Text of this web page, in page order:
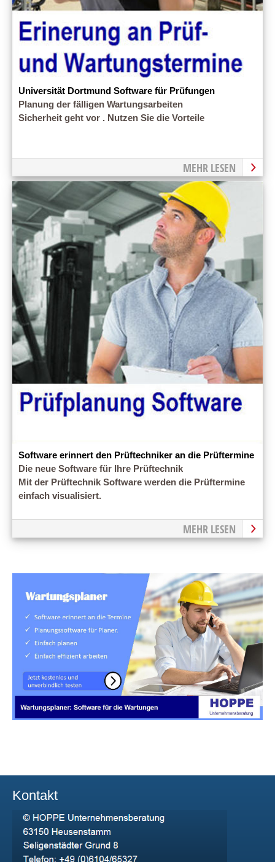
Universität Dortmund Software für Prüfungen
Planung der fälligen Wartungsarbeiten
Sicherheit geht vor . Nutzen Sie die Vorteile
MEHR LESEN
Software erinnert den Prüftechniker an die Prüftermine
Die neue Software für Ihre Prüftechnik
Mit der Prüftechnik Software werden die Prüftermine
einfach visualisiert.
MEHR LESEN
Kontakt